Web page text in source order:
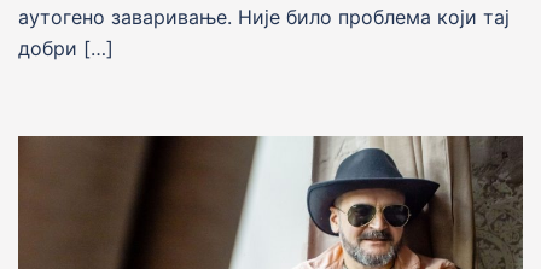
аутогено заваривање. Није било проблема који тај
добри […]